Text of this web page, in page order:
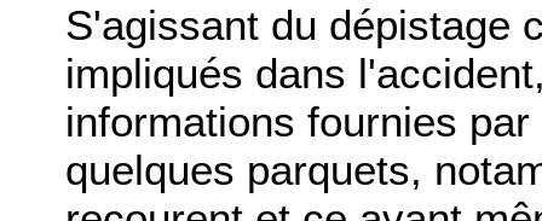
S'agissant du dépistage
impliqués dans
informations fournies
quelques parquets,